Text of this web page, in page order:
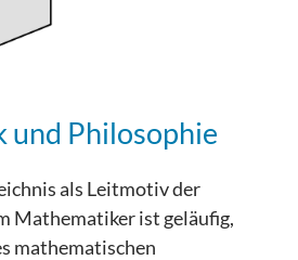
und Philosophie
als Leitmotiv der
Mathematiker ist geläufig,
mathematischen